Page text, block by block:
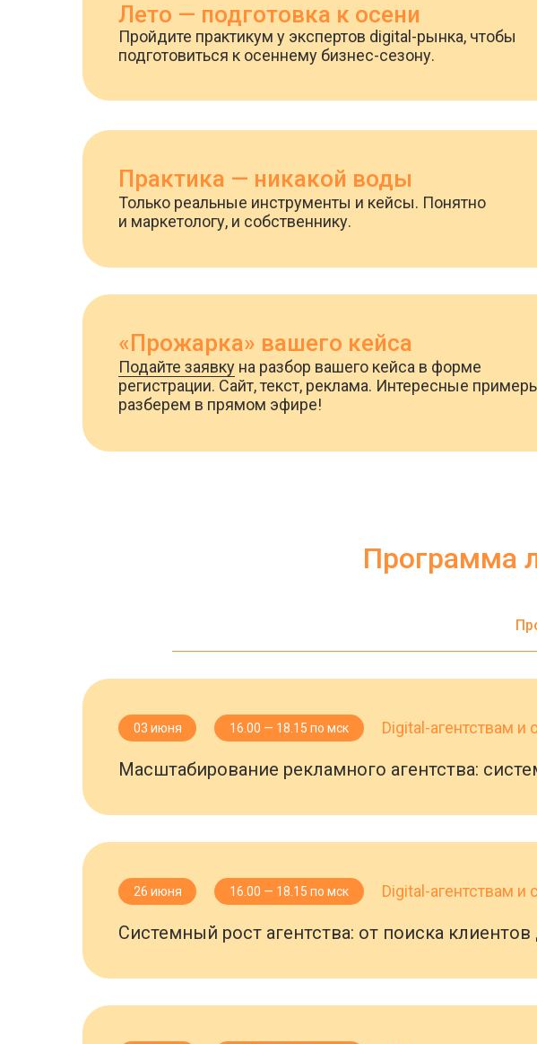
Лето — подготовка к осени
Пройдите практикум у экспертов digital-рынка, чтобы
подготовиться к осеннему бизнес-сезону.
Практика — никакой воды
Только реальные инструменты и кейсы. Понятно
и маркетологу, и собственнику.
«Прожарка» вашего кейса
Подайте заявку на разбор вашего кейса в форме
регистрации. Сайт, текст, реклама. Интересные
разберем в прямом эфире!
Программа
Масштабирование рекламного агентства:
03 июня 16.00 — 18.15 по мск Digital-агентствам и
Системный рост агентства: от поиска
26 июня 16.00 — 18.15 по мск Digital-агентствам и